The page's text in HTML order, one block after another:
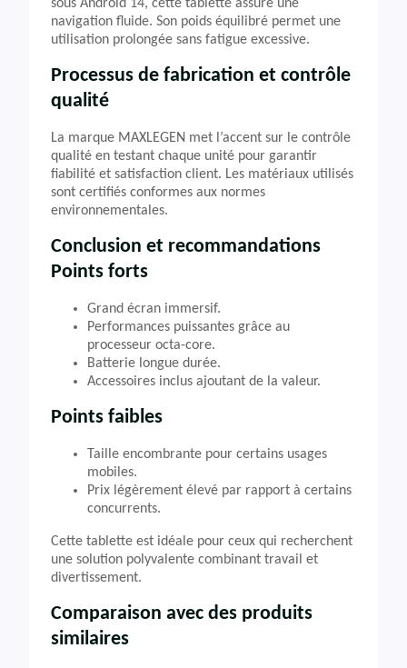
sous Android 14, cette tablette assure une
navigation fluide. Son poids équilibré permet une
utilisation prolongée sans fatigue excessive.
Processus de fabrication et contrôle
qualité
La marque MAXLEGEN met l’accent sur le contrôle
qualité en testant chaque unité pour garantir
fiabilité et satisfaction client. Les matériaux utilisés
sont certifiés conformes aux normes
environnementales.
Conclusion et recommandations
Points forts
Grand écran immersif.
Performances puissantes grâce au
processeur octa-core.
Batterie longue durée.
Accessoires inclus ajoutant de la valeur.
Points faibles
Taille encombrante pour certains usages
mobiles.
Prix légèrement élevé par rapport à certains
concurrents.
Cette tablette est idéale pour ceux qui recherchent
une solution polyvalente combinant travail et
divertissement.
Comparaison avec des produits
similaires